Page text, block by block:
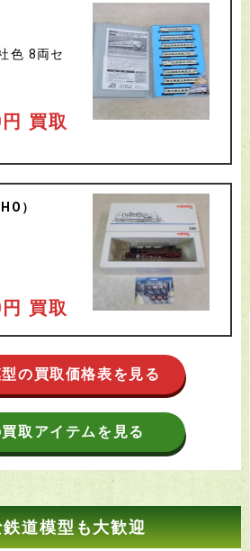
色 8両セ
買取
）
買取
の買取価格表を見る
取アイテムを見る
道模型も大歓迎